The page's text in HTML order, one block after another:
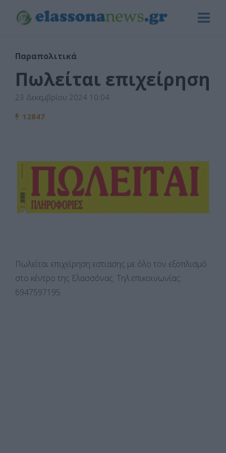
Παραπολιτικά
Πωλείται επιχείρηση
23 Δεκεμβρίου 2024 10:04
12847
Πωλείται επιχείρηση εστιασης με όλο τον εξοπλισμό
στο κέντρο της Ελασσόνας. Τηλ.επικοινωνίας:
6947597195